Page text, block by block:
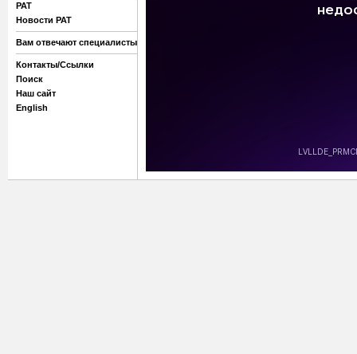
РАТ
Новости РАТ
Вам отвечают специалисты
Контакты/Ссылки
Поиск
Наш сайт
English